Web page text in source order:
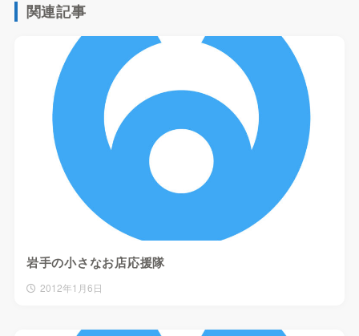
関連記事
岩手の小さなお店応援隊
2012年1月6日